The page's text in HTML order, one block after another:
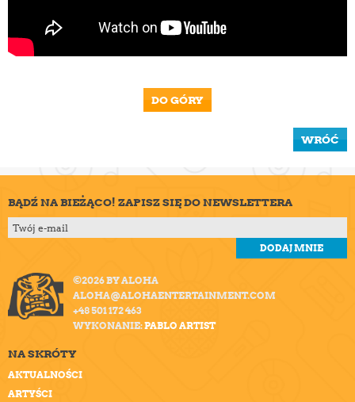
DO GÓRY
WRÓĆ
BĄDŹ NA BIEŻĄCO! ZAPISZ SIĘ DO NEWSLETTERA
©2026 BY ALOHA
ALOHA@ALOHAENTERTAINMENT.COM
+48 501 172 463
WYKONANIE:PABLO ARTIST
NA SKRÓTY
AKTUALNOŚCI
ARTYŚCI